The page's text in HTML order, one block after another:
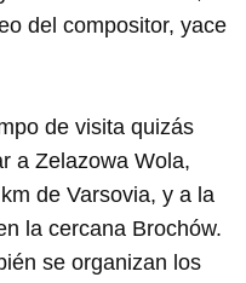
del compositor, yace
de visita quizás
a Zelazowa Wola,
de Varsovia, y a la
la cercana Brochów.
se organizan los